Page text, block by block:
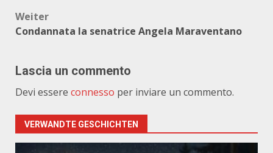
Weiter
Condannata la senatrice Angela Maraventano
Lascia un commento
Devi essere connesso per inviare un commento.
VERWANDTE GESCHICHTEN